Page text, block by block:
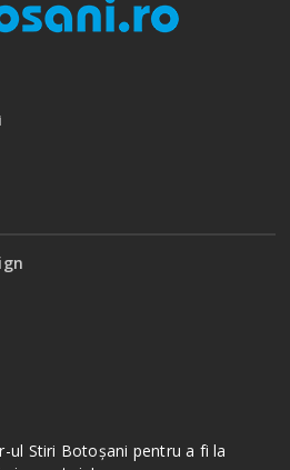
ul Stiri Botoșani pentru a fi la